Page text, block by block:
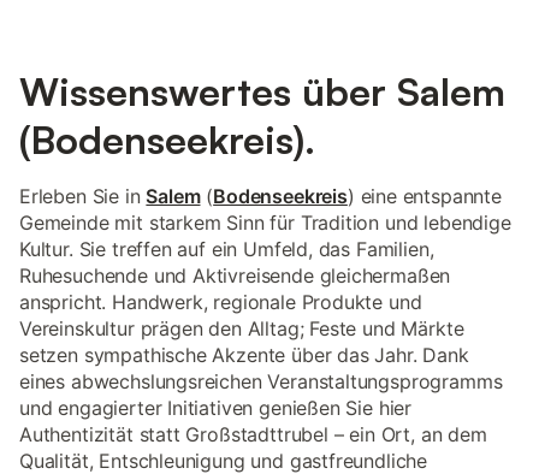
Wissenswertes über Salem
(Bodenseekreis).
Erleben Sie in Salem(Bodenseekreis) eine entspannte
Gemeinde mit starkem Sinn für Tradition und lebendige
Kultur. Sie treffen auf ein Umfeld, das Familien,
Ruhesuchende und Aktivreisende gleichermaßen
anspricht. Handwerk, regionale Produkte und
Vereinskultur prägen den Alltag; Feste und Märkte
setzen sympathische Akzente über das Jahr. Dank
eines abwechslungsreichen Veranstaltungsprogramms
und engagierter Initiativen genießen Sie hier
Authentizität statt Großstadttrubel – ein Ort, an dem
Qualität, Entschleunigung und gastfreundliche